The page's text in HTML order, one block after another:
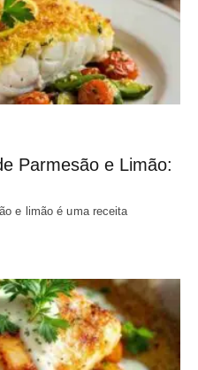
Parmesão e Limão:
e limão é uma receita